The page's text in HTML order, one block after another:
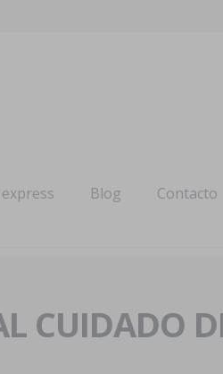
Blog Contacto
CUIDADO